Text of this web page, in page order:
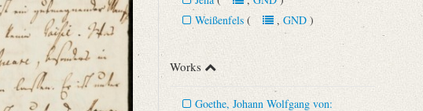
Weißenfels (, GND)
Works
Goethe, Johann Wolfgang von: